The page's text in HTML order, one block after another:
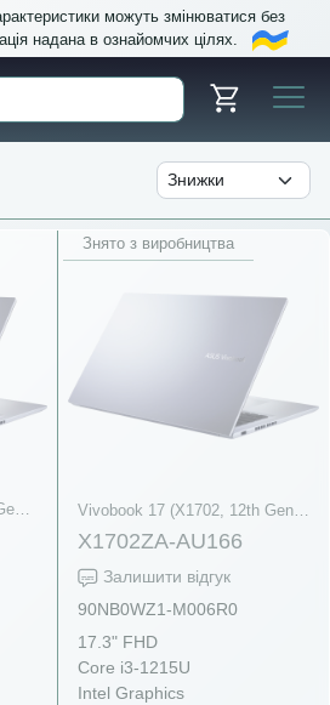
можуть змінюватися без
надана в ознайомчих цілях.
Знято з виробництва
X1702ZA-AU166
Залишити відгук
90NB0WZ1-M006R0
17.3" FHD
Core i3-1215U
Intel Graphics